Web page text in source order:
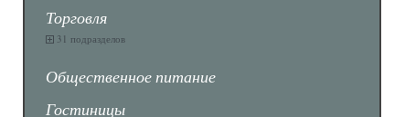
Торговля
31 подразделов
Общественное питание
Гостиницы